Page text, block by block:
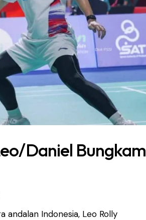
Daniel Bungkam
andalan Indonesia, Leo Rolly